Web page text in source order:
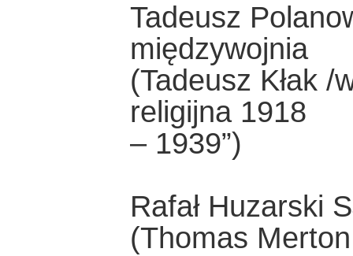
Tadeusz
międzywojnia
(Tadeusz Kłak
religijna 1918
– 1939”)
Rafał Huzarski
(Thomas